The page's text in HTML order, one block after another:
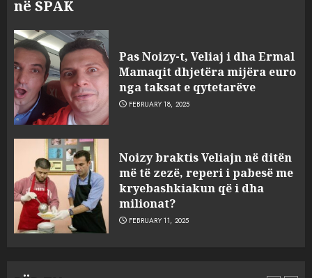
në SPAK
Pas Noizy-t, Veliaj i dha Ermal
Mamaqit dhjetëra mijëra euro
nga taksat e qytetarëve
FEBRUARY 18, 2025
Noizy braktis Veliajn në ditën
më të zezë, reperi i pabesë me
kryebashkiakun që i dha
milionat?
FEBRUARY 11, 2025
3
sulmuan “One Albania”,
ngjarja u fsheh. A u vodhën
serverat?
MARCH 25, 2025